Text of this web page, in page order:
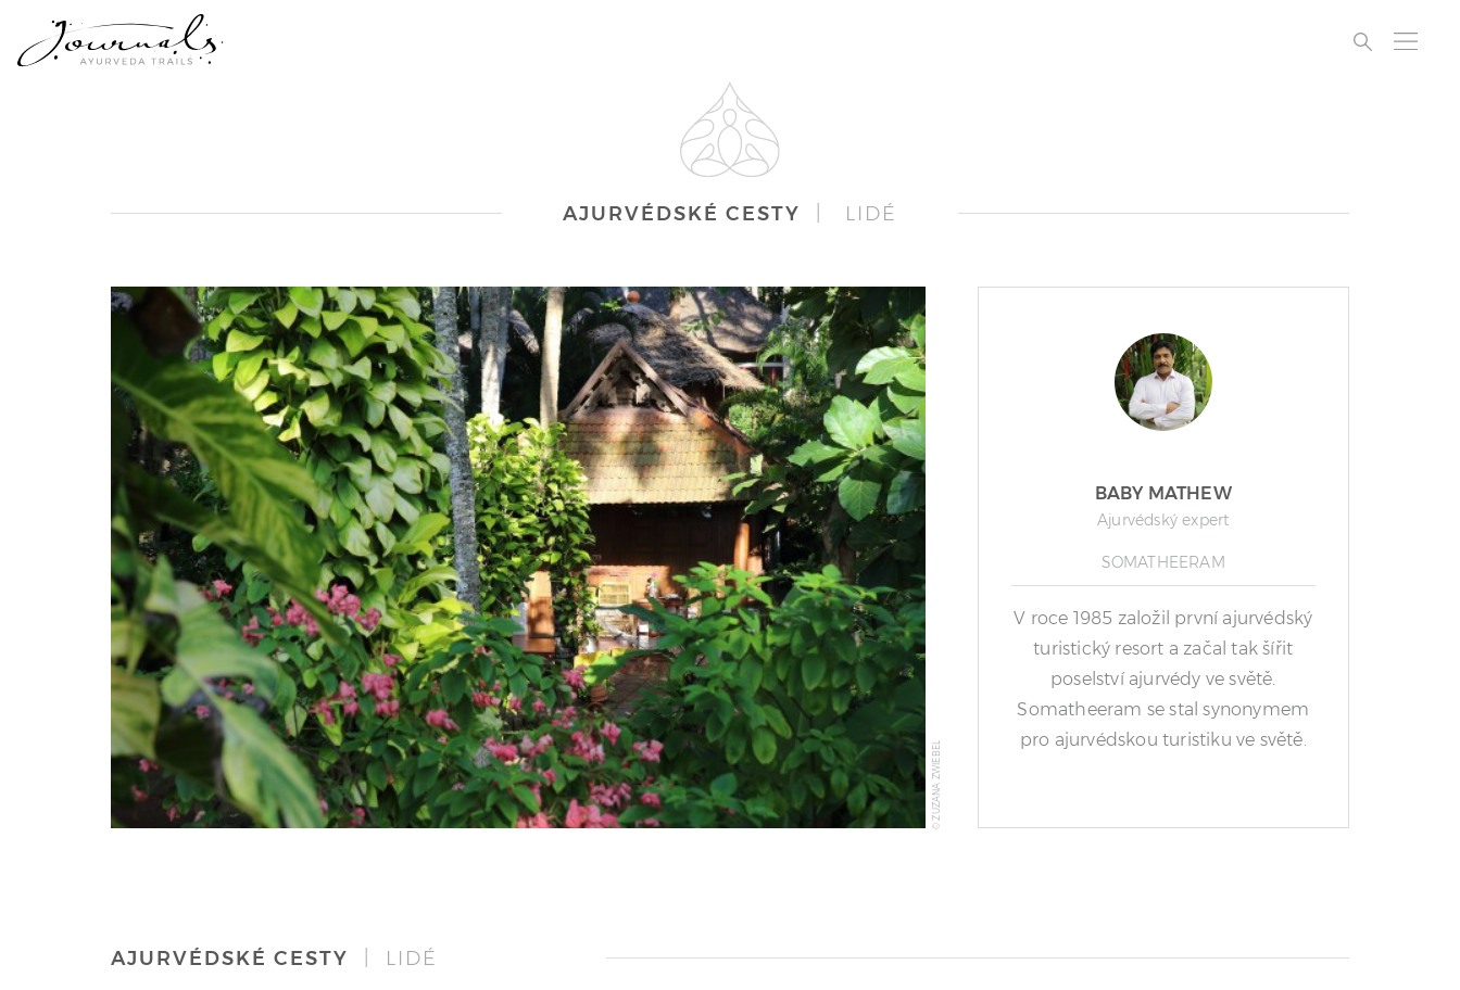
AJURVÉDSKÉ CESTY LIDÉ
© ZUZANA ZWIEBEL
BABY MATHEW
Ajurvédský expert
SOMATHEERAM
V roce 1985 založil první ajurvédský
turistický resort a začal tak šířit
poselství ajurvédy ve světě.
Somatheeram se stal synonymem
pro ajurvédskou turistiku ve světě.
AJURVÉDSKÉ CESTY | LIDÉ